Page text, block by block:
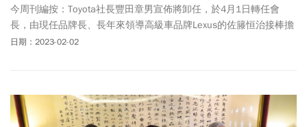
今周刊編按：Toyota社長豐田章男宣佈將卸任，於4月1日轉任會
長，由現任品牌長、長年來領導高級車品牌Lexus的佐籐恒治接棒擔
任社長。豐田章男曾說，現在是汽車產業百年一遇的變革時代，這
望能當一位繼續造車的社長~~他對技術開發的熟稔，加上對汽車的
熱愛，讓他破格受到豐田章男的青睞。
日期：2023-02-02